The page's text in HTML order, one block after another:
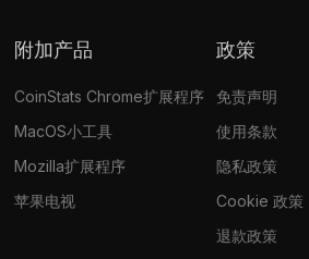
附加产品
CoinStats Chrome扩展程序
MacOS小工具
Mozilla扩展程序
苹果电视
政策
免责声明
使用条款
隐私政策
Cookie 政策
退款政策